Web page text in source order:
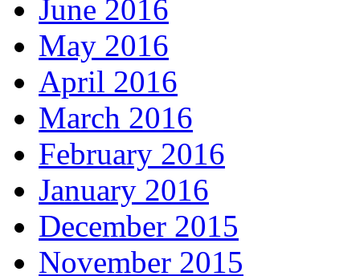
June 2016
May 2016
April 2016
March 2016
February 2016
January 2016
December 2015
November 2015